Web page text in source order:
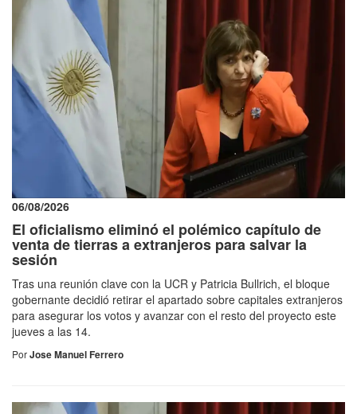
06/08/2026
El oficialismo eliminó el polémico capítulo de
venta de tierras a extranjeros para salvar la
sesión
Tras una reunión clave con la UCR y Patricia Bullrich, el bloque
gobernante decidió retirar el apartado sobre capitales extranjeros
para asegurar los votos y avanzar con el resto del proyecto este
jueves a las 14.
PorJose Manuel Ferrero